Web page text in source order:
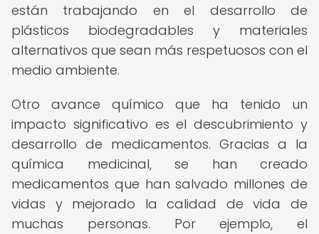
están trabajando en el desarrollo de
plásticos biodegradables y materiales
alternativos que sean más respetuosos con el
medio ambiente.
Otro avance químico que ha tenido un
impacto significativo es el descubrimiento y
desarrollo de medicamentos. Gracias a la
química medicinal, se han creado
medicamentos que han salvado millones de
vidas y mejorado la calidad de vida de
muchas personas. Por ejemplo, el